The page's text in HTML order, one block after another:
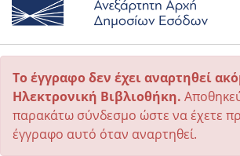
Το έγγραφο δεν έχει αναρτηθεί
Ηλεκτρονική Βιβλιοθήκη.
παρακάτω σύνδεσμο ώστε να έχετε
έγγραφο αυτό όταν αναρτηθεί.